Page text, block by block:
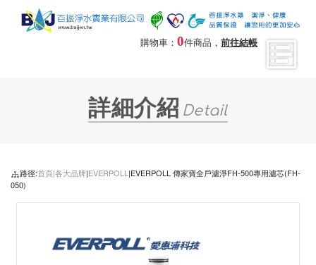
購物車： 0件商品， 前往結帳
詳細介紹 Detail
路徑:首頁|各大品牌|EVERPOLL |EVERPOLL 傳家寶全戶濾淨FH-500專用濾芯(FH-
050)